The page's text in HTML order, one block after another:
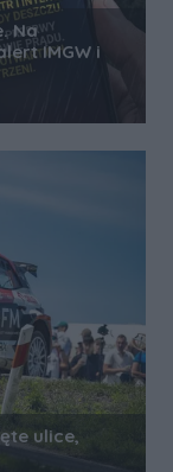
Na
IMGW i
ulice,